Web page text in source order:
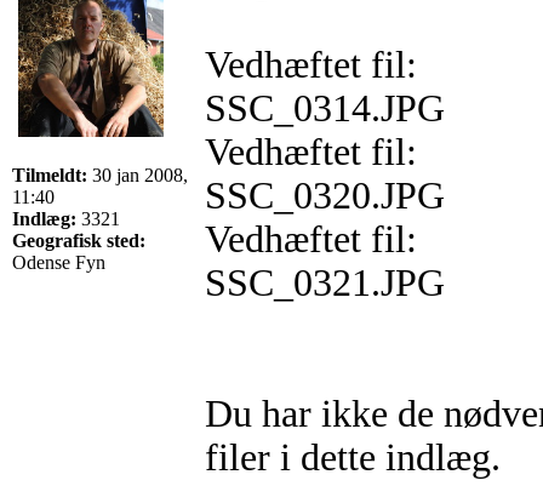
Tilmeldt: 30 jan 2008,
11:40
Indlæg: 3321
Geografisk sted:
Odense Fyn
Vedhæftet fil:
SSC_0314.JPG
Vedhæftet fil:
SSC_0320.JPG
Vedhæftet fil:
SSC_0321.JPG
Du har ikke de
filer i dette indlæg.